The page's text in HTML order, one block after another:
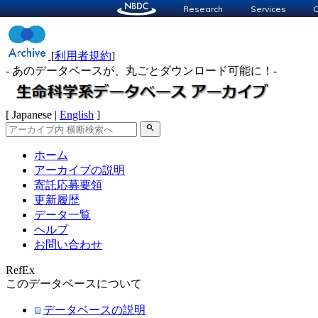
Research Services
[利用者規約]
- あのデータベースが、丸ごとダウンロード可能に！-
[ Japanese | English ]
search
ホーム
アーカイブの説明
寄託応募要領
更新履歴
データ一覧
ヘルプ
お問い合わせ
RefEx
このデータベースについて
データベースの説明